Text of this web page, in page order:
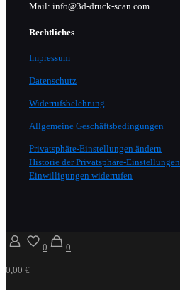
Mail: info@3d-druck-scan.com
Rechtliches
Impressum
Datenschutz
Widerrufsbelehrung
Allgemeine Geschäftsbedingungen
Privatsphäre-Einstellungen ändern
Historie der Privatsphäre-Einstellungen
Einwilligungen widerrufen
0 0
0,00 €